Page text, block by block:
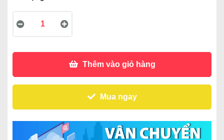
Thêm vào giỏ hàng
Mua ngay